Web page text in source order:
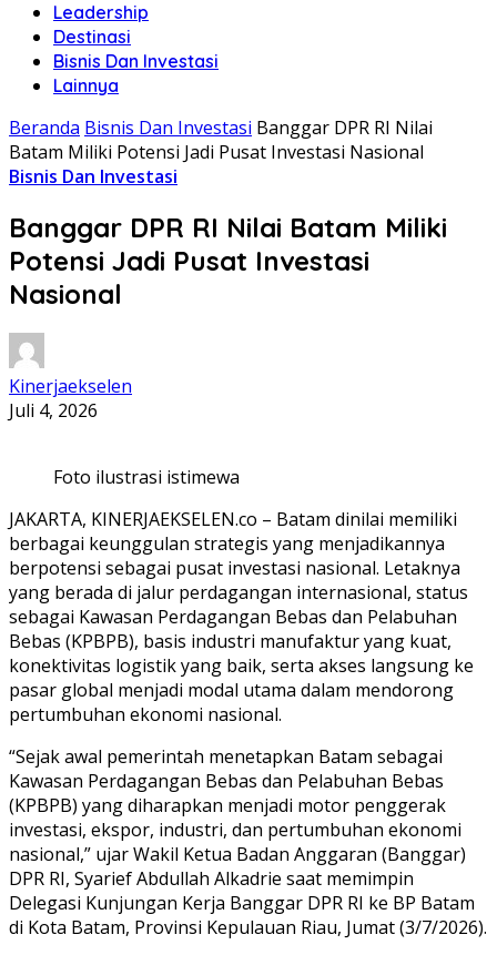
Leadership
Destinasi
Bisnis Dan Investasi
Lainnya
Beranda Bisnis Dan Investasi Banggar DPR RI Nilai
Batam Miliki Potensi Jadi Pusat Investasi Nasional
Bisnis Dan Investasi
Banggar DPR RI Nilai Batam Miliki
Potensi Jadi Pusat Investasi
Nasional
Kinerjaekselen
Juli 4, 2026
Foto ilustrasi istimewa
JAKARTA, KINERJAEKSELEN.co – Batam dinilai memiliki
berbagai keunggulan strategis yang menjadikannya
berpotensi sebagai pusat investasi nasional. Letaknya
yang berada di jalur perdagangan internasional, status
sebagai Kawasan Perdagangan Bebas dan Pelabuhan
Bebas (KPBPB), basis industri manufaktur yang kuat,
konektivitas logistik yang baik, serta akses langsung ke
pasar global menjadi modal utama dalam mendorong
pertumbuhan ekonomi nasional.
“Sejak awal pemerintah menetapkan Batam sebagai
Kawasan Perdagangan Bebas dan Pelabuhan Bebas
(KPBPB) yang diharapkan menjadi motor penggerak
investasi, ekspor, industri, dan pertumbuhan ekonomi
nasional,” ujar Wakil Ketua Badan Anggaran (Banggar)
DPR RI, Syarief Abdullah Alkadrie saat memimpin
Delegasi Kunjungan Kerja Banggar DPR RI ke BP Batam
di Kota Batam, Provinsi Kepulauan Riau, Jumat (3/7/2026).